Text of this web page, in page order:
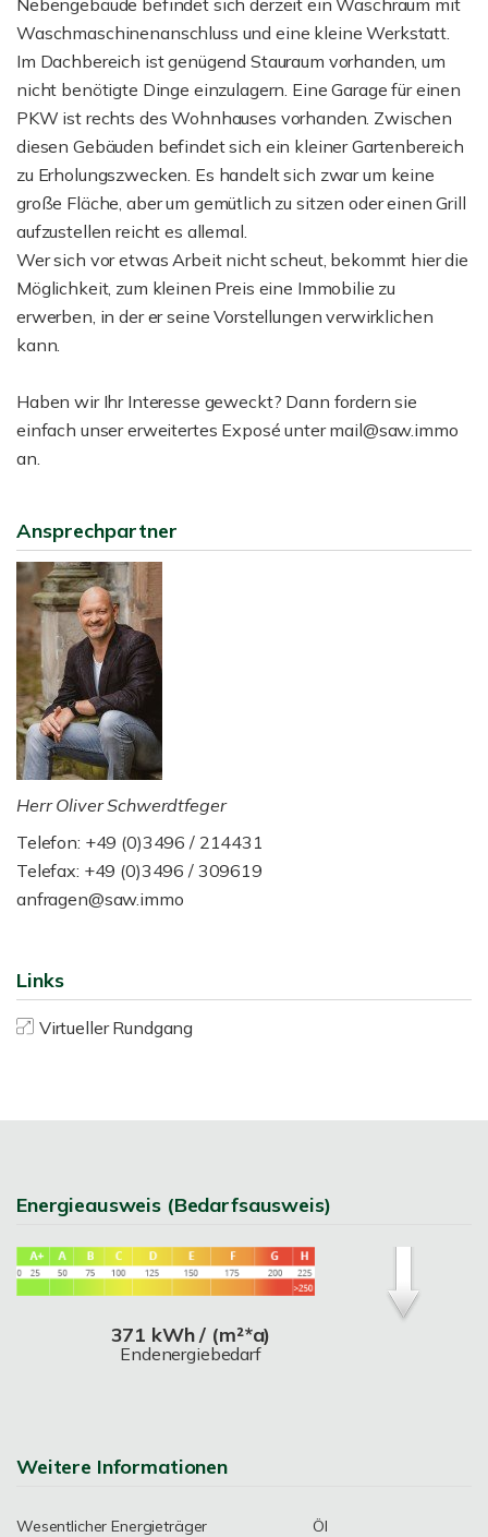
Nebengebäude befindet sich derzeit ein Waschraum mit
Waschmaschinenanschluss und eine kleine Werkstatt.
Im Dachbereich ist genügend Stauraum vorhanden, um
nicht benötigte Dinge einzulagern. Eine Garage für einen
PKW ist rechts des Wohnhauses vorhanden. Zwischen
diesen Gebäuden befindet sich ein kleiner Gartenbereich
zu Erholungszwecken. Es handelt sich zwar um keine
große Fläche, aber um gemütlich zu sitzen oder einen Grill
aufzustellen reicht es allemal.
Wer sich vor etwas Arbeit nicht scheut, bekommt hier die
Möglichkeit, zum kleinen Preis eine Immobilie zu
erwerben, in der er seine Vorstellungen verwirklichen
kann.
Haben wir Ihr Interesse geweckt? Dann fordern sie
einfach unser erweitertes Exposé unter mail@saw.immo
an.
Ansprechpartner
Herr Oliver Schwerdtfeger
Telefon: +49 (0)3496 / 214431
Telefax: +49 (0)3496 / 309619
anfragen@saw.immo
Links
Virtueller Rundgang
Energieausweis (Bedarfsausweis)
371 kWh / (m²*a)
Endenergiebedarf
Weitere Informationen
Wesentlicher Energieträger
Öl